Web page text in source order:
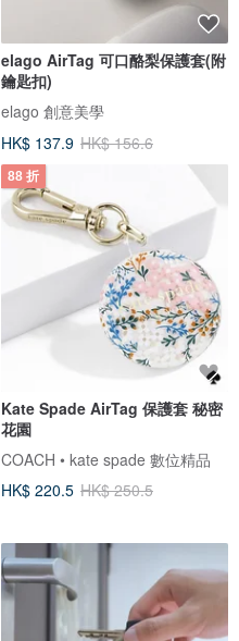
elago AirTag 可口酪梨保護套(附
鑰匙扣)
elago 創意美學
HK$ 137.9 HK$ 156.6
88 折
Kate Spade AirTag 保護套 秘密
花園
COACH • kate spade 數位精品
HK$ 220.5 HK$ 250.5